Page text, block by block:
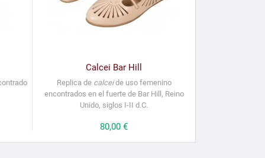
Calcei Bar Hill
Replica de calceide uso femenino
encontrados en el fuerte de Bar Hill, Reino
Unido, siglos I-II d.C.
Precio
80,00 €